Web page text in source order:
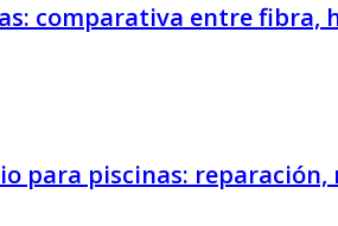
comparativa entre fibra,
para piscinas: